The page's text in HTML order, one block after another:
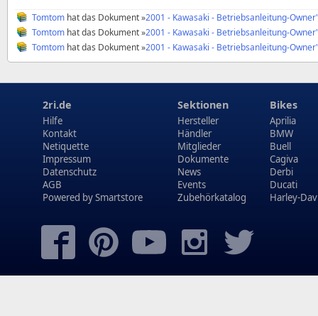
Tomtom hat das Dokument »2001 - Kawasaki - Betriebsanleitung-
Tomtom hat das Dokument »2001 - Kawasaki - Betriebsanleitung-
Tomtom hat das Dokument »2001 - Kawasaki - Betriebsanleitung-
2ri.de
Hilfe
Kontakt
Netiquette
Impressum
Datenschutz
AGB
Powered bySmartstore
Sektionen
Hersteller
Händler
Mitglieder
Dokumente
News
Events
Zubehörkatalog
Bikes
Aprilia
BMW
Buell
Cagiva
Derbi
Ducati
Harley-